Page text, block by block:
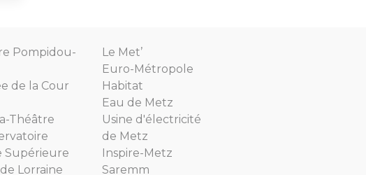
Pompidou-
de la Cour
Théâtre
Supérieure
Lorraine
Le Met’
Euro-Métropole
Habitat
Eau de Metz
Usine d'électricité
de Metz
Inspire-Metz
Saremm